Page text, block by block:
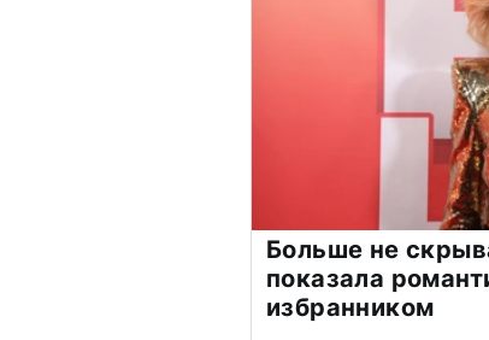
Больше не
показала
избранником